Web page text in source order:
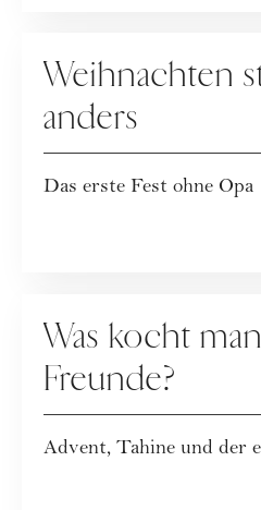
Weihnachten
anders
Das erste Fest ohne Opa
Was kocht
Freunde?
Advent, Tahine und der